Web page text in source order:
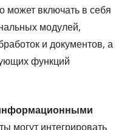
может включать в себя
модулей,
и документов, а
функций
могут интегрировать